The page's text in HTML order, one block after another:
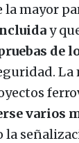
mayor
y
de
La
varios
la